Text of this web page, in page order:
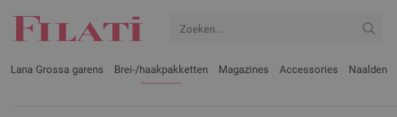
Lana Grossa garens Brei-/haakpakketten Magazines Accessories Naalden